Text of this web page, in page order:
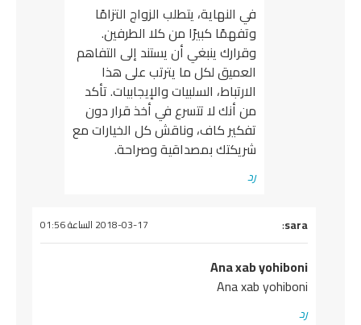
في النهاية، يتطلب الزواج التزامًا
وتفهمًا كبيرًا من كلا الطرفين.
وقرارك ينبغي أن يستند إلى التفاهم
العميق لكل ما يترتب على هذا
الارتباط، السلبيات والإيجابيات. تأكد
من أنك لا تتسرع في أخذ قرار دون
تفكير كاف، وناقش كل الخيارات مع
شريكتك بمصداقية وصراحة.
رد
يقول
sara
: 2018-03-17 الساعة 01:56
Ana xab yohiboni
Ana xab yohiboni
رد